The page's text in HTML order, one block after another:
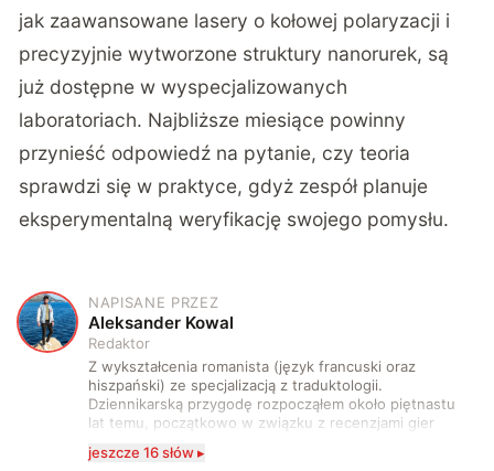
jak zaawansowane lasery o kołowej polaryzacji i
precyzyjnie wytworzone struktury nanorurek, są
już dostępne w wyspecjalizowanych
laboratoriach. Najbliższe miesiące powinny
przynieść odpowiedź na pytanie, czy teoria
sprawdzi się w praktyce, gdyż zespół planuje
eksperymentalną weryfikację swojego pomysłu.
A
NAPISANE PRZEZ
Aleksander Kowal
Redaktor
Z wykształcenia romanista (język francuski oraz
hiszpański) ze specjalizacją z traduktologii.
Dziennikarską przygodę rozpocząłem około piętnastu
lat temu, początkowo w związku z recenzjami gier
zdecydowanie częściej na tematy związane z nauką
jeszcze 16 słów ▸